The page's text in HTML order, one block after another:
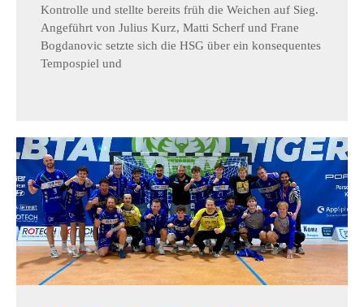
Kontrolle und stellte bereits früh die Weichen auf Sieg.
Angeführt von Julius Kurz, Matti Scherf und Frane
Bogdanovic setzte sich die HSG über ein konsequentes
Tempospiel und